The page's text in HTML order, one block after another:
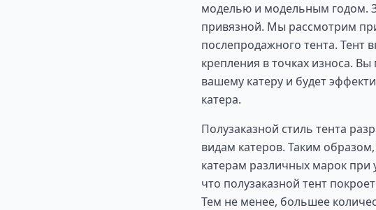
моделью и модельным годом.
привязной. Мы рассмотрим
послепродажного тента. Тент
крепления в точках износа.
вашему катеру и будет
катера.
Полузаказной стиль тента
видам катеров. Таким
катерам различных марок
что полузаказной тент
Тем не менее, большее